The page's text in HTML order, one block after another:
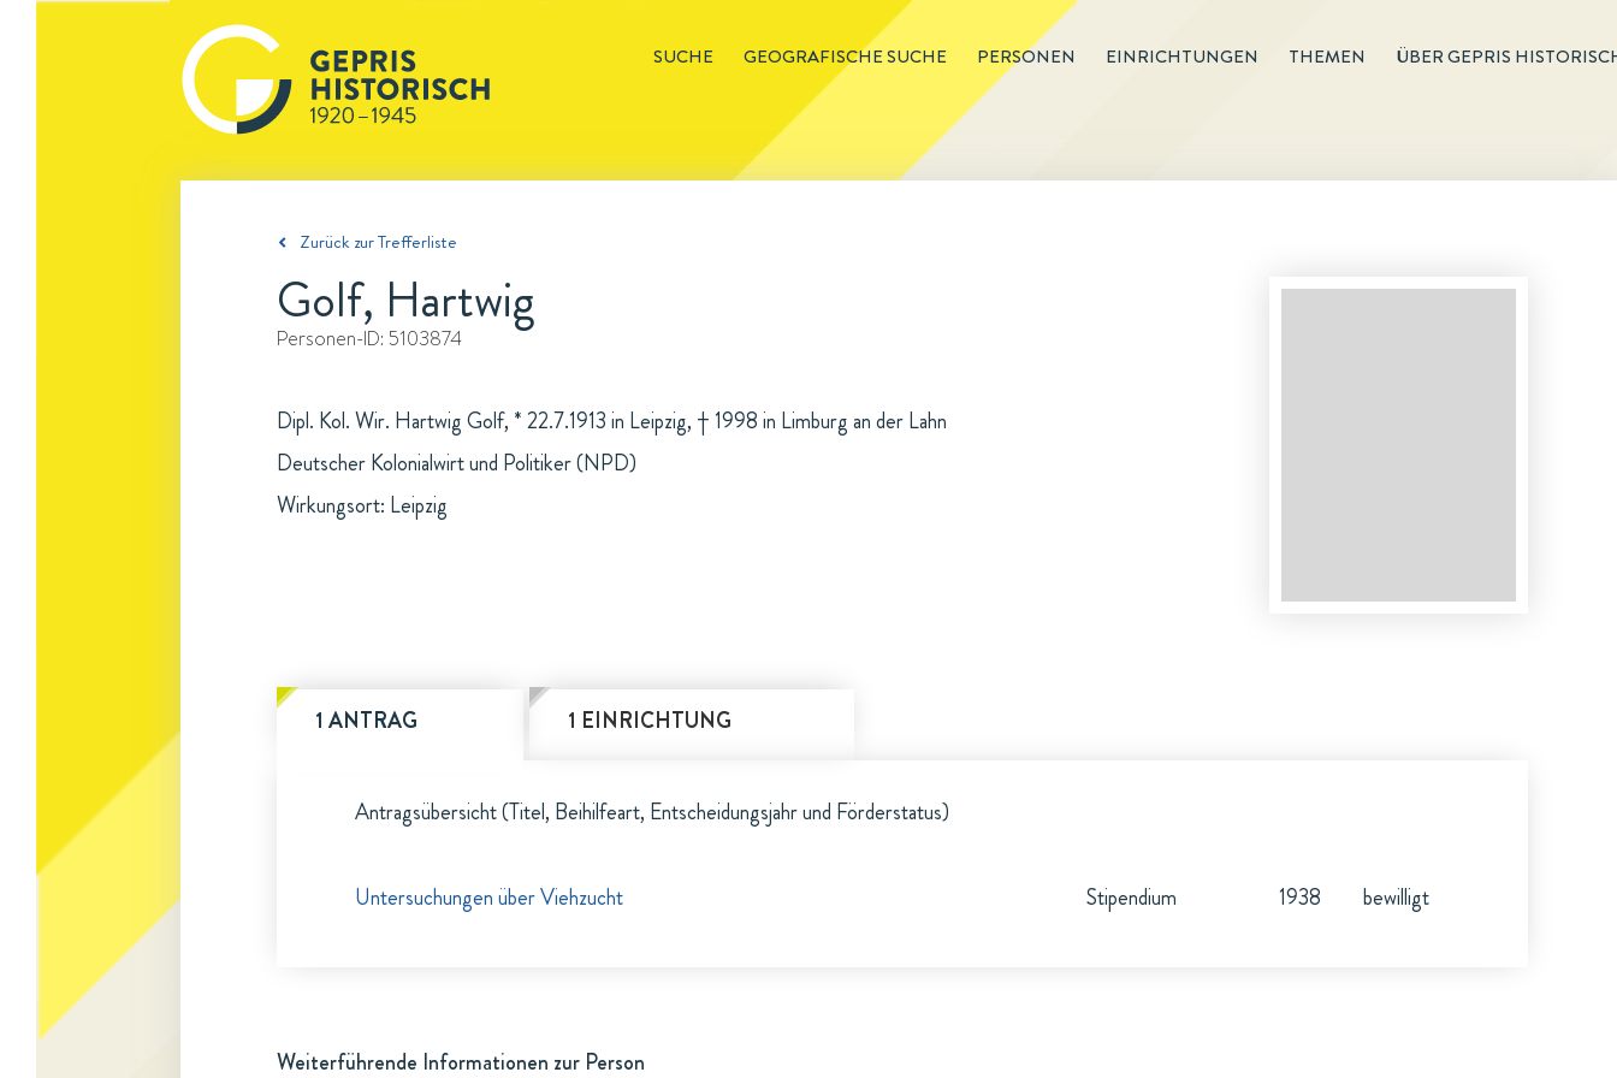
SUCHE GEOGRAFISCHE SUCHE PERSONEN EINRICHTUNGEN THEMEN ÜBER GEPRIS
Zurück zur Trefferliste
Golf, Hartwig
Personen-ID: 5103874
Dipl. Kol. Wir. Hartwig Golf, * 22.7.1913 in Leipzig, † 1998 in Limburg an der Lahn
Deutscher Kolonialwirt und Politiker (NPD)
Wirkungsort: Leipzig
1 ANTRAG 1 EINRICHTUNG
Antragsübersicht (Titel, Beihilfeart, Entscheidungsjahr und Förderstatus)
Untersuchungen über Viehzucht Stipendium 1938 bewilligt
Weiterführende Informationen zur Person